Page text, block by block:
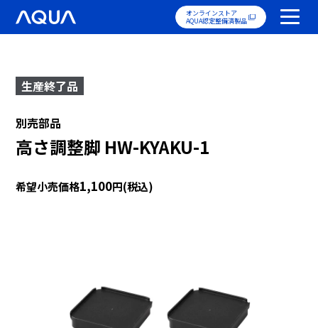
オンラインストア
AQUA認定整備済製品
生産終了品
別売部品
高さ調整脚 HW-KYAKU-1
希望小売価格1,100円(税込)